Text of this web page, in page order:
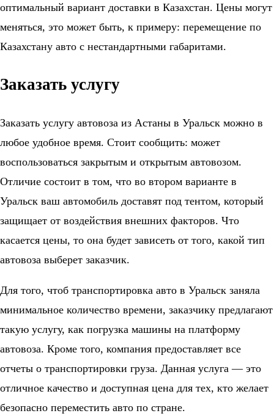
оптимальный вариант доставки в Казахстан. Цены могут
меняться, это может быть, к примеру: перемещение по
Казахстану авто с нестандартными габаритами.
Заказать услугу
Заказать услугу автовоза из Астаны в Уральск можно в
любое удобное время. Стоит сообщить: может
воспользоваться закрытым и открытым автовозом.
Отличие состоит в том, что во втором варианте в
Уральск ваш автомобиль доставят под тентом, который
защищает от воздействия внешних факторов. Что
касается цены, то она будет зависеть от того, какой тип
автовоза выберет заказчик.
Для того, чтоб транспортировка авто в Уральск заняла
минимальное количество времени, заказчику предлагают
такую услугу, как погрузка машины на платформу
автовоза. Кроме того, компания предоставляет все
отчеты о транспортировки груза. Данная услуга — это
отличное качество и доступная цена для тех, кто желает
безопасно переместить авто по стране.